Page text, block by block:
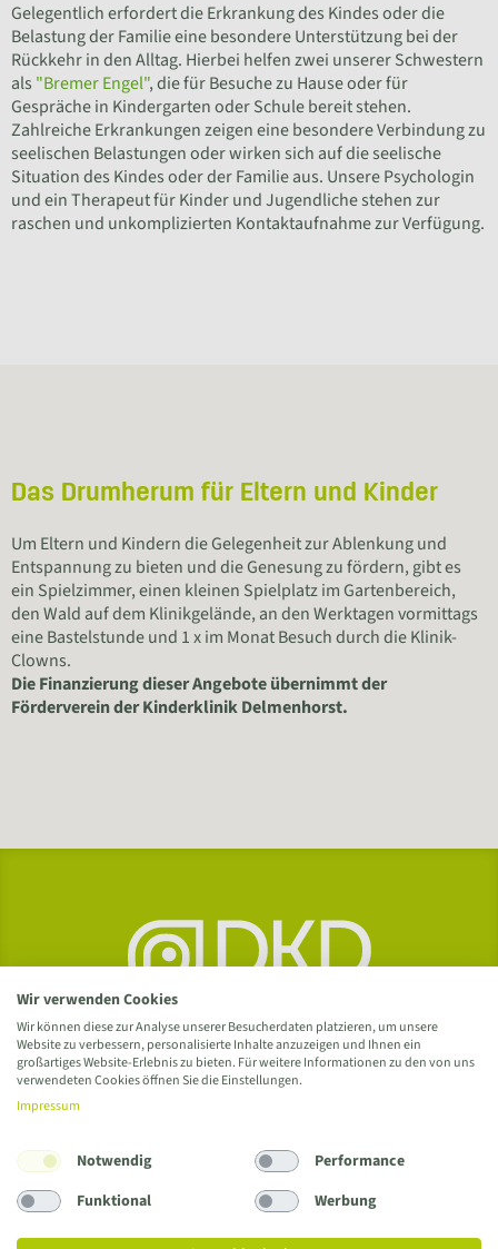
Gelegentlich erfordert die Erkrankung des Kindes oder die
Belastung der Familie eine besondere Unterstützung bei der
Rückkehr in den Alltag. Hierbei helfen zwei unserer Schwestern
als "Bremer Engel", die für Besuche zu Hause oder für
Gespräche in Kindergarten oder Schule bereit stehen.
Zahlreiche Erkrankungen zeigen eine besondere Verbindung zu
seelischen Belastungen oder wirken sich auf die seelische
Situation des Kindes oder der Familie aus. Unsere Psychologin
und ein Therapeut für Kinder und Jugendliche stehen zur
raschen und unkomplizierten Kontaktaufnahme zur Verfügung.
Das Drumherum für Eltern und Kinder
Um Eltern und Kindern die Gelegenheit zur Ablenkung und
Entspannung zu bieten und die Genesung zu fördern, gibt es
ein Spielzimmer, einen kleinen Spielplatz im Gartenbereich,
den Wald auf dem Klinikgelände, an den Werktagen vormittags
eine Bastelstunde und 1 x im Monat Besuch durch die Klinik-
Clowns.
Die Finanzierung dieser Angebote übernimmt der
Förderverein der Kinderklinik Delmenhorst.
Delme Klinikum Delmenhorst GmbH
Wildeshauser Straße 92 / 27753 Delmenhorst
Wir verwenden Cookies
Wir können diese zur Analyse unserer Besucherdaten platzieren, um unsere
Website zu verbessern, personalisierte Inhalte anzuzeigen und Ihnen ein
großartiges Website-Erlebnis zu bieten. Für weitere Informationen zu den von uns
verwendeten Cookies öffnen Sie die Einstellungen.
Impressum
Notwendig
Performance
Funktional
Werbung